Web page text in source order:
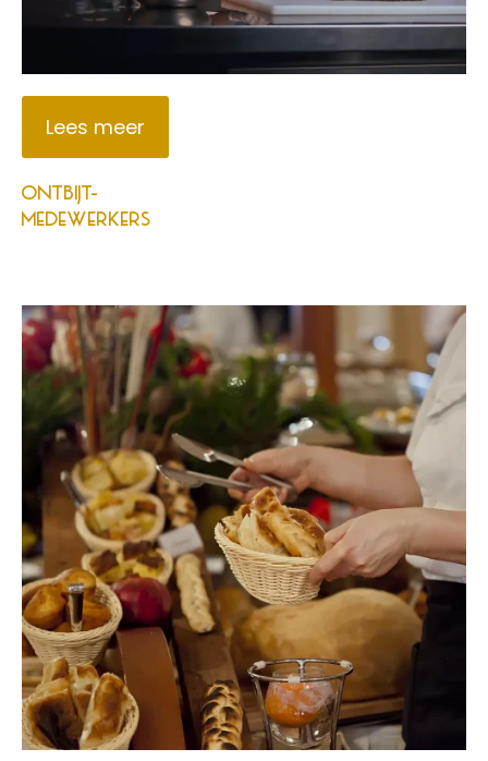
Lees meer
ONTBIJT-
MEDEWERKERS